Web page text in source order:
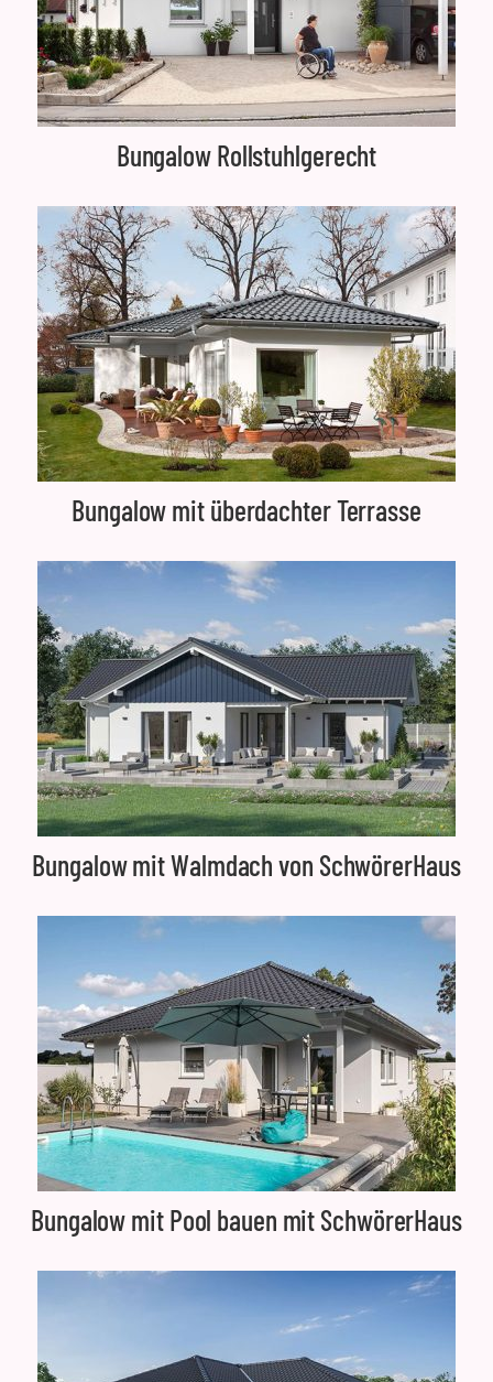
Bungalow Rollstuhlgerecht
Bungalow mit überdachter Terrasse
Bungalow mit Walmdach von SchwörerHaus
Bungalow mit Pool bauen mit SchwörerHaus